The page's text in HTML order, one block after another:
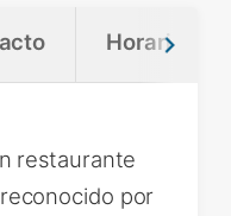
Horario
restaurante
por